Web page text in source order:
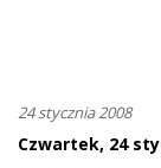
24 stycznia 2008
Czwartek, 24